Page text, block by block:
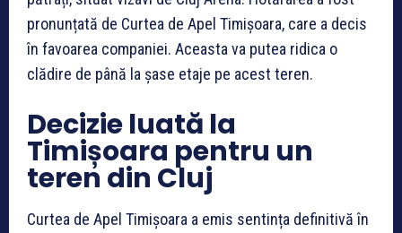
pronunțată de Curtea de Apel Timișoara, care a decis
în favoarea companiei. Aceasta va putea ridica o
clădire de până la șase etaje pe acest teren.
Decizie luată la
Timișoara pentru un
teren din Cluj
Curtea de Apel Timișoara a emis sentința definitivă în